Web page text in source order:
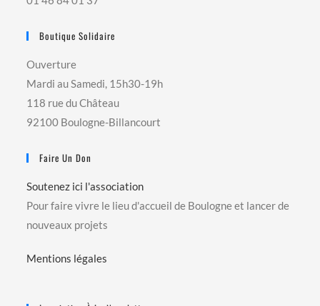
Boutique Solidaire
Ouverture
Mardi au Samedi, 15h30-19h
118 rue du Château
92100 Boulogne-Billancourt
Faire Un Don
Soutenez ici l'association
Pour faire vivre le lieu d'accueil de Boulogne et lancer de
nouveaux projets
Mentions légales